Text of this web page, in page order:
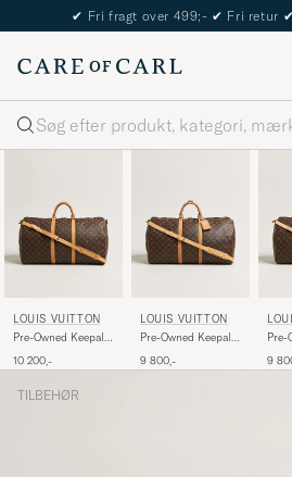
✔ Fri fragt over 499;- ✔ Fri retur ✔
Søg
LOUIS VUITTON
Pre-Owned Keepall
Monogram
10 200,-
LOUIS VUITTON
Pre-Owned Keepall
Monogram
9 800,-
Pre-
9
TILBEHØR